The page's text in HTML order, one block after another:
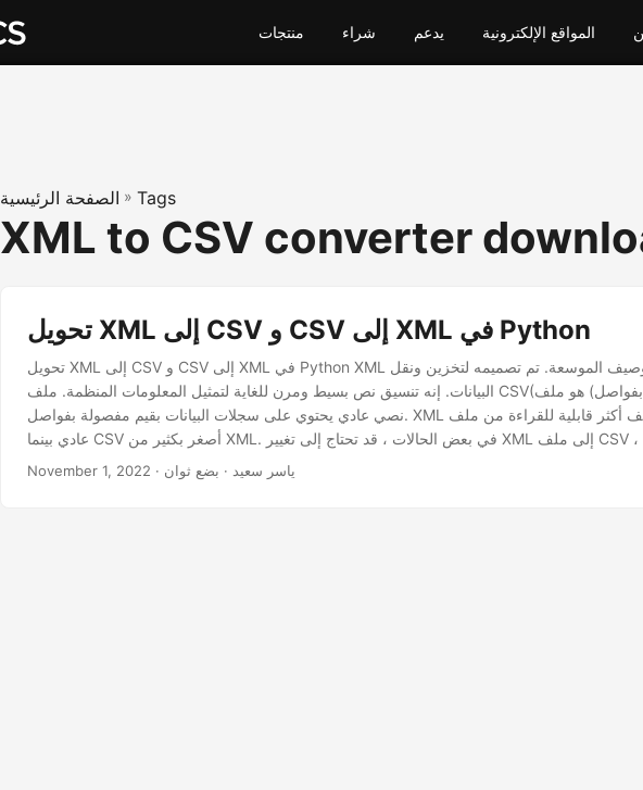
منتجات شراء يدعم المواقع الإلكترونية
الصفحة الرئيسية » Tags
XML to CSV converter
تحويل XML إلى CSV و CSV إلى XML في Python
تحويل XML إلى CSV و CSV إلى XML في Python XML لتقف على لغة التوصيف الموسعة. تم تصميمه لتخزين ونقل
البيانات. إنه تنسيق نص بسيط ومرن للغاية لتمثيل المعلومات المنظمة. ملف CSV(قيم مفصولة بفواصل) هو ملف
نصي عادي يحتوي على سجلات البيانات بقيم مفصولة بفواصل. XML هو تنسيق ملف أكثر قابلية للقراءة من ملف CSV
November 1, 2022 · ياسر سعيد · بضع ثوان